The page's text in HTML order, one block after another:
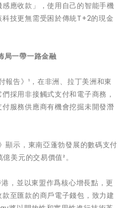
應收款」，使用自己的智能手機
技更無需受困於傳統T+2的現金
局一帶一路金融
告》¹，在非洲、拉丁美洲和東
採用非接觸式支付和電子商務，
服務供應商有機會挖掘未開發潛
顯示，東南亞蓬勃發展的數碼支付
美元的交易價值²。
，並以東盟作爲核心增長點，更
至匯款的商戶電子錢包，致力建